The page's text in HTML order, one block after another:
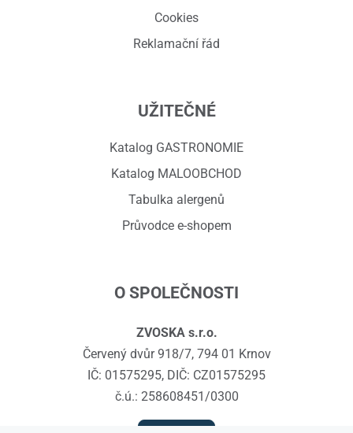
Cookies
Reklamační řád
UŽITEČNÉ
Katalog GASTRONOMIE
Katalog MALOOBCHOD
Tabulka alergenů
Průvodce e-shopem
O SPOLEČNOSTI
ZVOSKA s.r.o.
Červený dvůr 918/7, 794 01 Krnov
IČ: 01575295, DIČ: CZ01575295
č.ú.: 258608451/0300